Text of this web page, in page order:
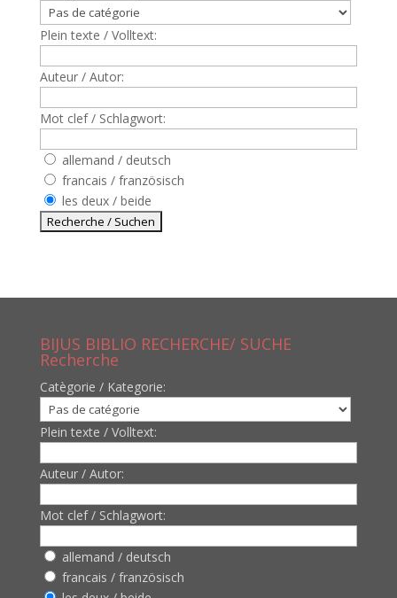
Plein texte / Volltext:
Auteur / Autor:
Mot clef / Schlagwort:
allemand / deutsch
francais / französisch
les deux / beide
BIJUS BIBLIO RECHERCHE/ SUCHE
Recherche
Catègorie / Kategorie:
Plein texte / Volltext:
Auteur / Autor:
Mot clef / Schlagwort:
allemand / deutsch
francais / französisch